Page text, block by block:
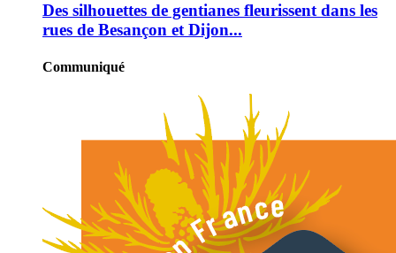
Des silhouettes de gentianes fleurissent dans les
rues de Besançon et Dijon...
Communiqué